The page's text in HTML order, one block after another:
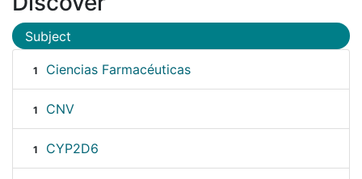
Subject
1 Ciencias Farmacéuticas
1 CNV
1 CYP2D6